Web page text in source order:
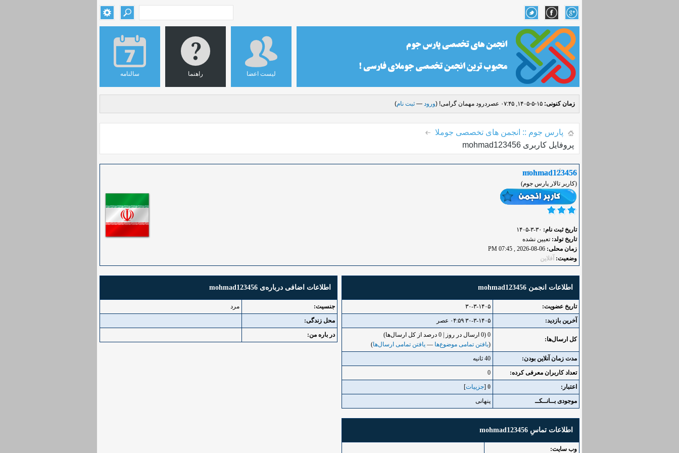
سالنامه راهنما لیست اعضا
زمان کنونی: ۱۵-۵-۱۴۰۵, ۰۷:۴۵ عصر درود مهمان گرامی! (ورود — ثبت نام)
پارس جوم :: انجمن های تخصصی جوملا
پروفایل کاربری mohmad123456
mohmad123456
(کاربر تالار پارس جوم)
تاریخ ثبت نام: ۳۰-۳-۱۴۰۵
تاریخ تولد: تعیین نشده
زمان محلی: 06-08-2026 , 07:45 PM
وضعیت: آفلاین
اطلاعات انجمن mohmad123456
تاریخ عضویت:
۳۰-۳-۱۴۰۵
آخرین بازدید:
۳۰-۳-۱۴۰۵ ۰۴:۵۹ عصر
کل ارسال‌ها:
0 (0 ارسال در روز | 0 درصد از کل ارسال‌ها)
(یافتن تمامی موضوع‌ها — یافتن تمامی ارسال‌ها)
مدت زمان آنلاین بودن:
40 ثانیه
تعداد کاربران معرفی کرده:
0
اعتبار:
0
[جزییات]
موجودی بــانــکــ
پنهانی
اطلاعات تماسِ mohmad123456
وب‌ سایت:
اطلاعات اضافی درباره‌ی mohmad123456
جنسیت:
مرد
محل زندگی:
در باره من: